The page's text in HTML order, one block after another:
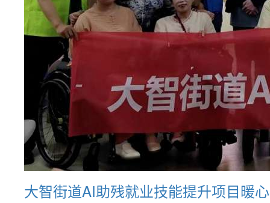
大智街道AI助残就业技能提升项目暖